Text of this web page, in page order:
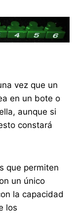
vez que un
en un bote o
aunque si
constará
que permiten
un único
la capacidad
los